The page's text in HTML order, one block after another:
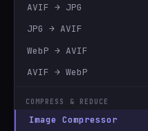
AVIF → JPG
JPG → AVIF
WebP → AVIF
AVIF → WebP
COMPRESS & REDUCE
Image Compressor